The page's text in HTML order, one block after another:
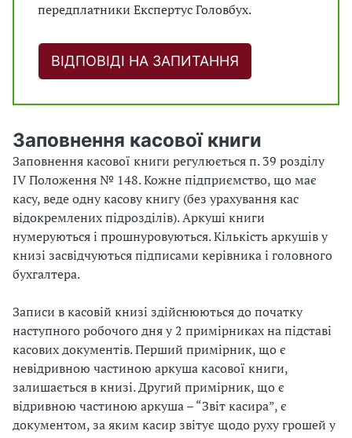
передплатники Експертус Головбух.
ВІДПОВІДІ НА ЗАПИТАННЯ
Заповнення касової книги
Заповнення касової книги регулюється п. 39 розділу
IV Положення № 148. Кожне підприємство, що має
касу, веде одну касову книгу (без урахування кас
відокремлених підрозділів). Аркуші книги
нумеруються і прошнуровуються. Кількість аркушів у
книзі засвідчуються підписами керівника і головного
бухгалтера.
Записи в касовій книзі здійснюються до початку
наступного робочого дня у 2 примірниках на підставі
касових документів. Перший примірник, що є
невідривною частиною аркуша касової книги,
залишається в книзі. Другий примірник, що є
відривною частиною аркуша – “Звіт касира”, є
документом, за яким касир звітує щодо руху грошей у